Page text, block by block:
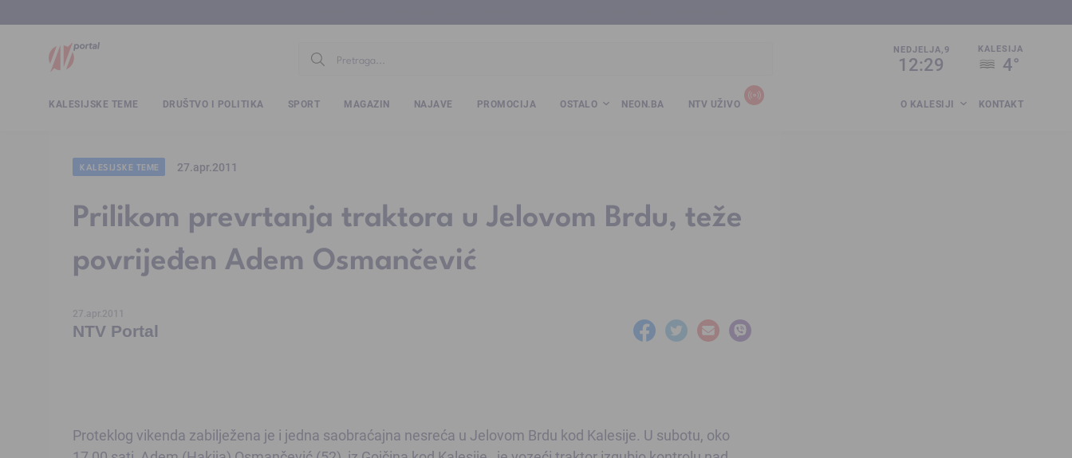
NEDJELJA,9
12:29
KALESIJA
4°
KALESIJSKE TEME DRUŠTVO I POLITIKA SPORT MAGAZIN NAJAVE PROMOCIJA OSTALO NEON.BA NTV UŽIVO O KALESIJI KONTAKT
KALESIJSKE TEME 27.apr.2011
Prilikom prevrtanja traktora u Jelovom Brdu, teže
povrijeđen Adem Osmančević
27.apr.2011
NTV Portal
Proteklog vikenda zabilježena je i jedna saobraćajna nesreća u Jelovom Brdu kod Kalesije. U subotu, oko